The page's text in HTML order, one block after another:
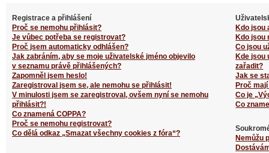
Registrace a přihlášení
Proč se nemohu přihlásit?
Je vůbec potřeba se registrovat?
Proč jsem automaticky odhlášen?
Jak zabráním, aby se moje uživatelské jméno objevilo
v seznamu právě přihlášených?
Zapomněl jsem heslo!
Zaregistroval jsem se, ale nemohu se přihlásit!
V minulosti jsem se zaregistroval, ovšem nyní se nemohu
přihlásit?!
Co znamená COPPA?
Proč se nemohu registrovat?
Co dělá odkaz „Smazat všechny cookies z fóra“?
Kdo jsou
Kdo jsou
Co jsou
Kde jsou
zařadit?
Jak se
Proč
Co je
Co
Nemůžu